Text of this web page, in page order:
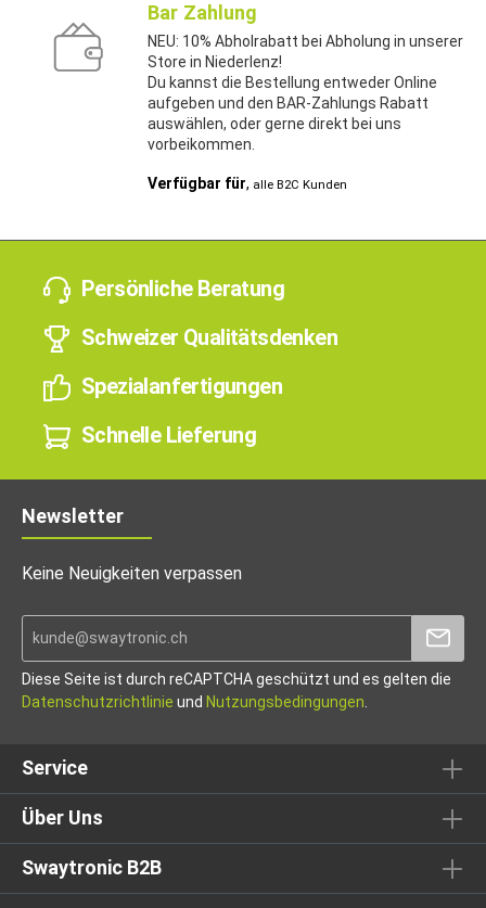
Bar Zahlung
NEU: 10% Abholrabatt bei Abholung in unserer
Store in Niederlenz!
Du kannst die Bestellung entweder Online
aufgeben und den BAR-Zahlungs Rabatt
auswählen, oder gerne direkt bei uns
vorbeikommen.
Verfügbar für, alle B2C Kunden
Persönliche Beratung
Schweizer Qualitätsdenken
Spezialanfertigungen
Schnelle Lieferung
Newsletter
Keine Neuigkeiten verpassen
Diese Seite ist durch reCAPTCHA geschützt und es gelten die
Datenschutzrichtlinie und Nutzungsbedingungen
Service
Über Uns
Swaytronic B2B